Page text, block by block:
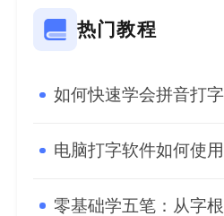
热门教程